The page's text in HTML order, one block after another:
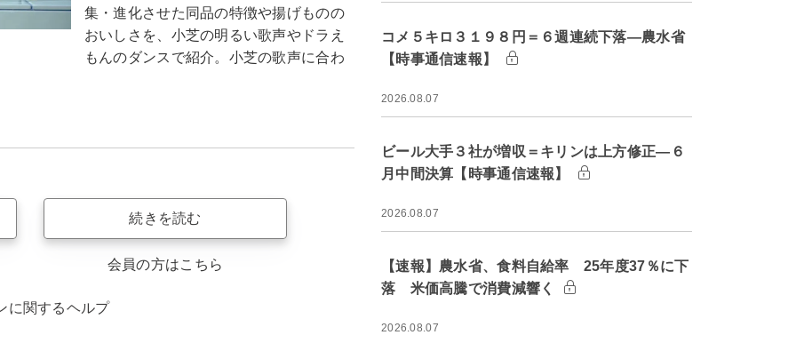
集・進化させた同品の特徴や揚げものの
おいしさを、小芝の明るい歌声やドラえ
もんのダンスで紹介。小芝の歌声に合わ
続きを読む
会員の方はこちら
に関するヘルプ
コメ５キロ３１９８円＝６週連続下落―農水省
【時事通信速報】
2026.08.07
ビール大手３社が増収＝キリンは上方修正―６
月中間決算【時事通信速報】
2026.08.07
【速報】農水省、食料自給率 25年度37％に下
落 米価高騰で消費減響く
2026.08.07